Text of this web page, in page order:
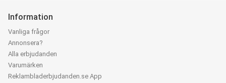
Information
Vanliga frågor
Annonsera?
Alla erbjudanden
Varumärken
Reklambladerbjudanden.se App